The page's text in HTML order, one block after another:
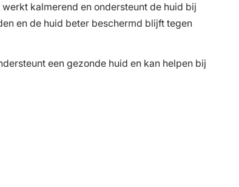
kalmerend en ondersteunt de huid bij
en de huid beter beschermd blijft tegen
een gezonde huid en kan helpen bij